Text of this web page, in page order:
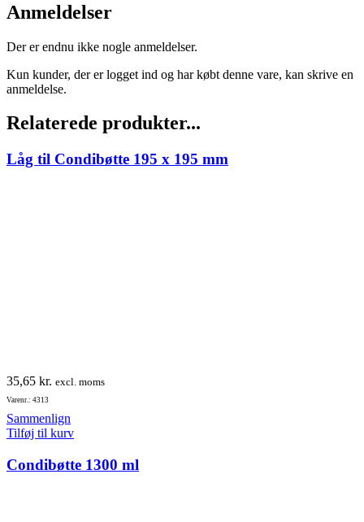
Anmeldelser
Der er endnu ikke nogle anmeldelser.
Kun kunder, der er logget ind og har købt denne vare, kan skrive en
anmeldelse.
Relaterede produkter...
Låg til Condibøtte 195 x 195 mm
35,65 kr. excl. moms
Varenr.: 4313
Sammenlign
Tilføj til kurv
Condibøtte 1300 ml